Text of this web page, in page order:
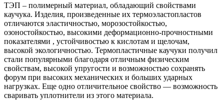
ТЭП – полимерный материал, обладающий свойствами
каучука. Изделия, произведенные их термоэластопластов
отличаются эластичностью, морозостойкостью,
озоностойкостью, высокими деформационно-прочностными
показателями , устойчивостью к кислотам и щелочам,
высокой экологичностью. Термопластичные каучуки получил
стали популярными благодаря отличным физическим
свойствам, высокой упругости и возможностью сохранять
форум при высоких механических и больших ударных
нагрузках. Еще одно отличительное свойство — возможность
сваривать уплотнители из этого материала.